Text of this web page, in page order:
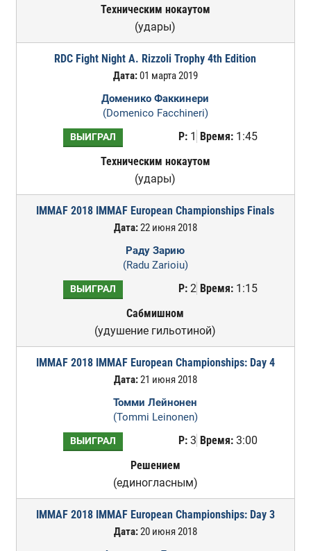
Техническим нокаутом
(удары)
RDC Fight Night A. Rizzoli Trophy 4th Edition
Дата:01 марта 2019
Доменико Факкинери
(Domenico Facchineri)
ВЫИГРАЛ Р:1 Время:1:45
Техническим нокаутом
(удары)
IMMAF 2018 IMMAF European Championships Finals
Дата:22 июня 2018
Раду Зарию
(Radu Zarioiu)
ВЫИГРАЛ Р:2 Время:1:15
Сабмишном
(удушение гильотиной)
IMMAF 2018 IMMAF European Championships: Day 4
Дата:21 июня 2018
Томми Лейнонен
(Tommi Leinonen)
ВЫИГРАЛ Р:3 Время:3:00
Решением
(единогласным)
IMMAF 2018 IMMAF European Championships: Day 3
Дата:20 июня 2018